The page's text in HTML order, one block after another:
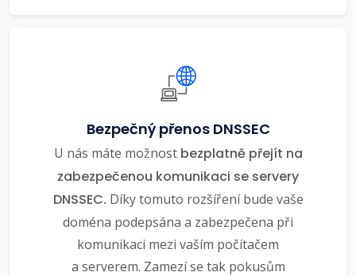
Bezpečný přenos DNSSEC
U nás máte možnost bezplatně přejít na
zabezpečenou komunikaci se servery
DNSSEC. Díky tomuto rozšíření bude vaše
doména podepsána a zabezpečena při
komunikaci mezi vaším počítačem
a serverem. Zamezí se tak pokusům